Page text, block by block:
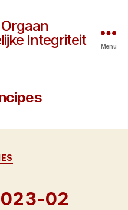
Integriteit
Menu
02